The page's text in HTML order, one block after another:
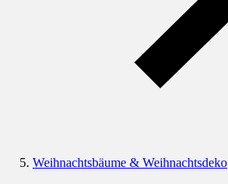
Weihnachtsbäume & Weihnachtsdeko